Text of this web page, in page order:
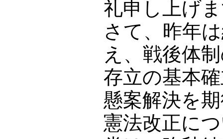
礼申し上げ
さて、昨年
え、戦後体
存立の基本
懸案解決を
憲法改正に